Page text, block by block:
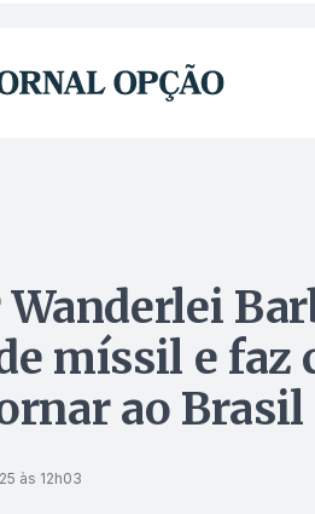
míssil e faz
ao Brasil
às 12h03